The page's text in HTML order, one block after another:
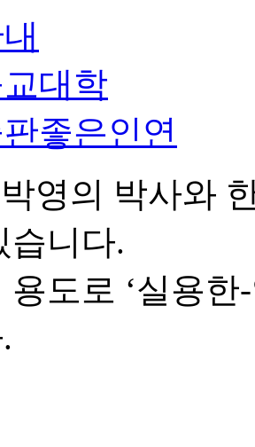
대학
좋은인연
영의 박사와
습니다.
용도로 ‘실용